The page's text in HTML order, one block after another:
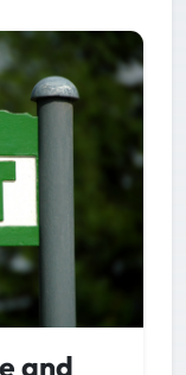
and